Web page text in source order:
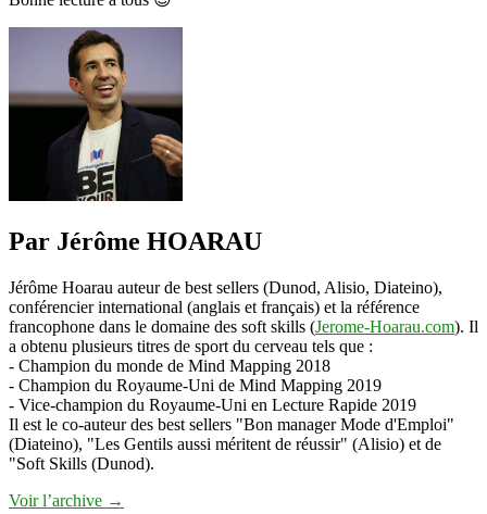
Par Jérôme HOARAU
Jérôme Hoarau auteur de best sellers (Dunod, Alisio, Diateino),
conférencier international (anglais et français) et la référence
francophone dans le domaine des soft skills (Jerome-Hoarau.com). Il
a obtenu plusieurs titres de sport du cerveau tels que :
- Champion du monde de Mind Mapping 2018
- Champion du Royaume-Uni de Mind Mapping 2019
- Vice-champion du Royaume-Uni en Lecture Rapide 2019
Il est le co-auteur des best sellers "Bon manager Mode d'Emploi"
(Diateino), "Les Gentils aussi méritent de réussir" (Alisio) et de
"Soft Skills (Dunod).
Voir l’archive →